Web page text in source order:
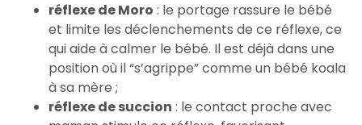
réflexe de Moro : le portage rassure le bébé
et limite les déclenchements de ce réflexe, ce
qui aide à calmer le bébé. Il est déjà dans une
position où il “s’agrippe” comme un bébé koala
à sa mère ;
réflexe de succion : le contact proche avec